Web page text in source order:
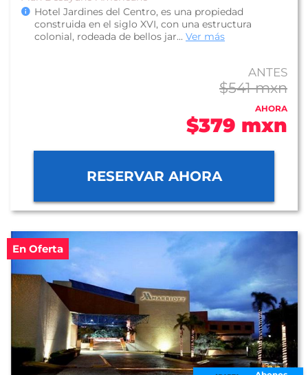
Hotel Jardines del Centro, es una propiedad
construida en el siglo XVI, con una estructura
colonial, rodeada de bellos jar... Ver más
ANTES
$541 mxn
AHORA
$379 mxn
RESERVAR AHORA
En Oferta